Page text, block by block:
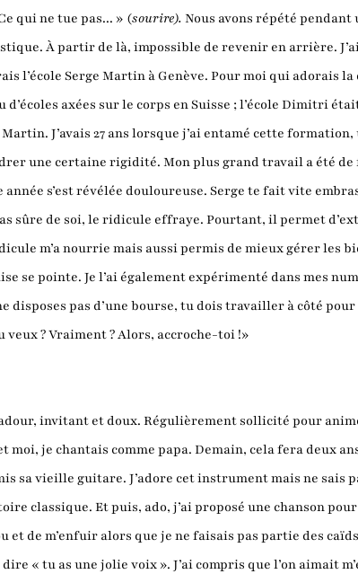
qui ne tue pas... » (sourire).Nous avons répété pendant
À partir de là, impossible de revenir en arrière.
l’école Serge Martin à Genève. Pour moi qui adorais la
axées sur le corps en Suisse ; l’école Dimitri
J’avais 27 ans lorsque j’ai entamé cette formation,
une certaine rigidité. Mon plus grand travail a été
s’est révélée douloureuse. Serge te fait vite
sûre de soi, le ridicule effraye. Pourtant, il permet
m’a nourrie mais aussi permis de mieux gérer les
se pointe. Je l’ai également expérimenté dans mes
disposes pas d’une bourse, tu dois travailler à côté
? Vraiment ? Alors, accroche-toi !»
invitant et doux. Régulièrement sollicité pour
je chantais comme papa. Demain, cela fera deux
sa vieille guitare. J’adore cet instrument mais ne sais
classique. Et puis, ado, j’ai proposé une chanson
et de m’enfuir alors que je ne faisais pas partie des
« tu as une jolie voix ». J’ai compris que l’on aimait